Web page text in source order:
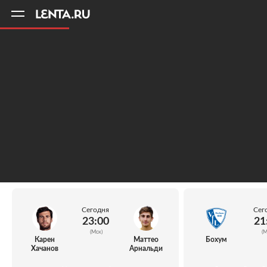
Карен
Хачанов
Сегодня
23:00
(Мск)
Маттео
Арнальди
Бохум